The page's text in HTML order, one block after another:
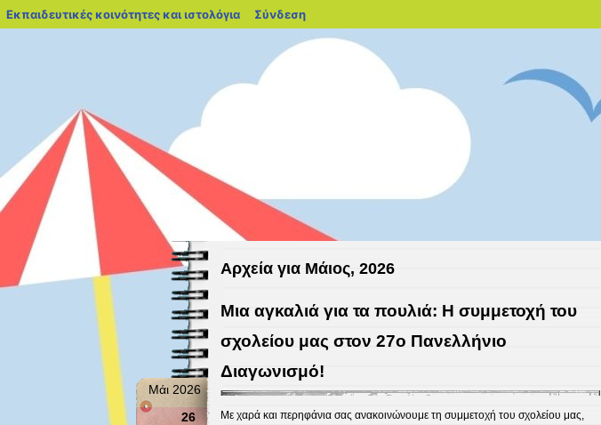
Αρχεία για Μάιος, 2026
Μια αγκαλιά για τα πουλιά: Η συμμετοχή του
σχολείου μας στον 27ο Πανελλήνιο
Διαγωνισμό!
Μάι 2026
26
Με χαρά και περηφάνια σας ανακοινώνουμε τη συμμετοχή του σχολείου μας,
Εκπαιδευτικές κοινότητες και ιστολόγια blogs.sch.gr
Σύνδεση